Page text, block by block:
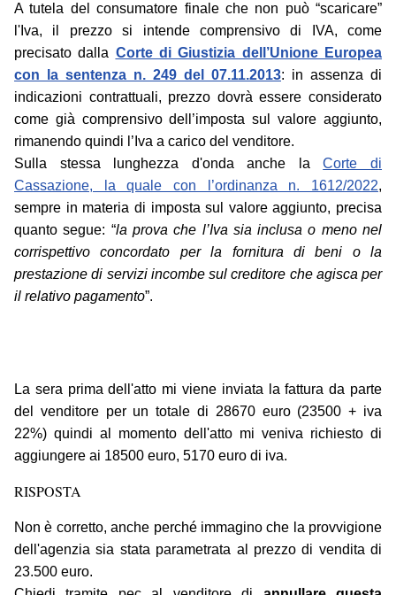
A tutela del consumatore finale che non può “scaricare”
l'Iva, il prezzo si intende comprensivo di IVA, come
precisato dalla Corte di Giustizia dell’Unione Europea
con la sentenza n. 249 del 07.11.2013: in assenza di
indicazioni contrattuali, prezzo dovrà essere considerato
come già comprensivo dell’imposta sul valore aggiunto,
rimanendo quindi l’Iva a carico del venditore.
Sulla stessa lunghezza d'onda anche laCorte di
Cassazione, la quale con l’ordinanza n. 1612/2022,
sempre in materia di imposta sul valore aggiunto, precisa
quanto segue: “la prova che l’Iva sia inclusa o meno nel
corrispettivo concordato per la fornitura di beni o la
prestazione di servizi incombe sul creditore che agisca per
il relativo pagamento”.
La sera prima dell'atto mi viene inviata la fattura da parte
del venditore per un totale di 28670 euro (23500 + iva
22%) quindi al momento dell'atto mi veniva richiesto di
aggiungere ai 18500 euro, 5170 euro di iva.
RISPOSTA
Non è corretto, anche perché immagino che la provvigione
dell'agenzia sia stata parametrata al prezzo di vendita di
23.500 euro.